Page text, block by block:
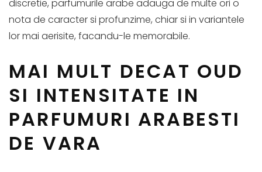
discretie, parfumurile arabe adauga de multe ori o
nota de caracter si profunzime, chiar si in variantele
lor mai aerisite, facandu-le memorabile.
MAI MULT DECAT OUD
SI INTENSITATE IN
PARFUMURI ARABESTI
DE VARA